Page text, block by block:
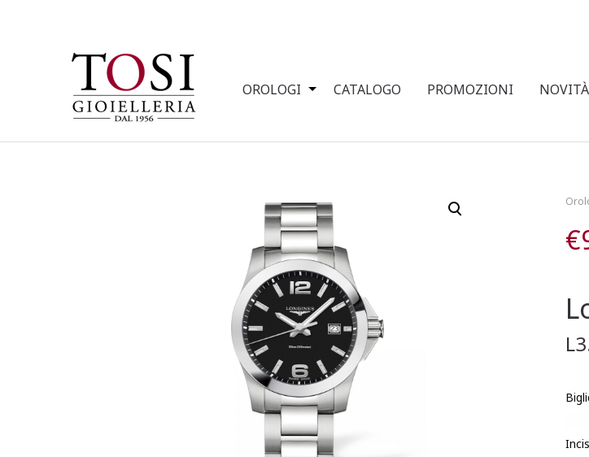
OROLOGI CATALOGO PROMOZIONI NOVITÀ
€